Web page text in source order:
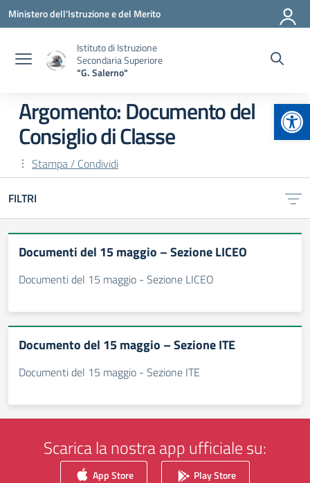
Vai ai contenuti
Vai al menu di navigazione
Vai al footer
Ministero dell'Istruzione e del Merito
Istituto di Istruzione
Secondaria Superiore
"G. Salerno"
Argomento: Documento del
Consiglio di Classe
Stampa / Condividi
FILTRI
Documenti del 15 maggio – Sezione LICEO
Documenti del 15 maggio - Sezione LICEO
Documento del 15 maggio – Sezione ITE
Documenti del 15 maggio - Sezione ITE
Scarica la nostra app ufficiale su:
App Store Play Store